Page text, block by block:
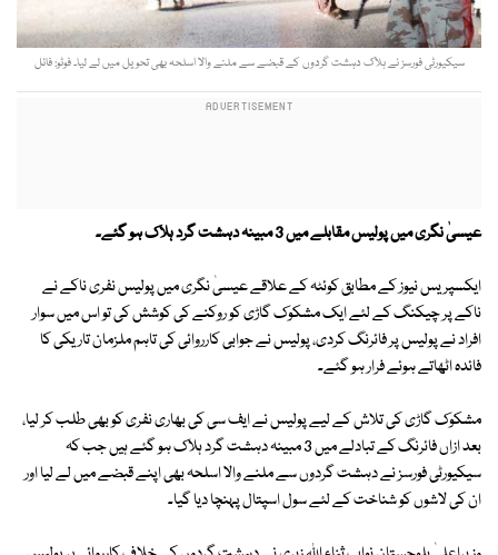
سیکیورٹی فورسز نے ہلاک دہشت گردوں کے قبضے سے ملنے والا اسلحہ بھی تحویل میں لے لیا۔ فوٹو: فائل
عیسیٰ نگری میں پولیس مقابلے میں 3 مبینہ دہشت گرد ہلاک ہو گئے۔
ایکسپریس نیوز کے مطابق کوئٹہ کے علاقے عیسیٰ نگری میں پولیس نفری ناکے نے
ناکے پر چیکنگ کے لئے ایک مشکوک گاڑی کو روکنے کی کوشش کی تو اس میں سوار
افراد نے پولیس پر فائرنگ کردی، پولیس نے جوابی کارروائی کی تاہم ملزمان تاریکی کا
فائدہ اٹھاتے ہوئے فرار ہو گئے۔
مشکوک گاڑی کی تلاش کے لیے پولیس نے ایف سی کی بھاری نفری کو بھی طلب کر لیا،
بعد ازاں فائرنگ کے تبادلے میں 3 مبینہ دہشت گرد ہلاک ہو گئے ہیں جب کہ
سیکیورٹی فورسز نے دہشت گردوں سے ملنے والا اسلحہ بھی اپنے قبضے میں لے لیا اور
ان کی لاشوں کو شناخت کے لئے سول اسپتال پہنچا دیا گیا۔